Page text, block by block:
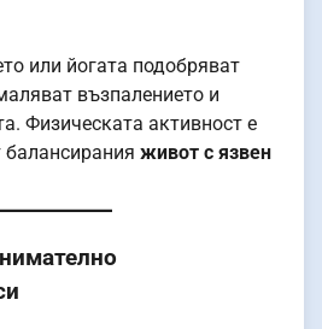
или йогата подобряват
възпалението и
Физическата активност е
живот с язвен